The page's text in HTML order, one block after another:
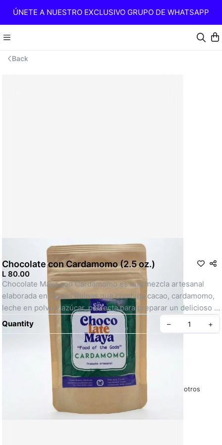
ÚNETE A NUESTRO EXCLUSIVO GRUPO DE WHATSAPP
Back
Chocolate con Cardamomo (2.5 oz.)
L 80.00
Chocolate Maya con Cardamomo es una mezcla artesanal
elaborada en Copan Ruinas que combina cacao, cardamomo,
leche en polvo y azúcar, perfecta para preparar un delicioso
chocolate caliente o frío. El cardamomo aporta un toque
aromático y especiado, elevando el sabor del cacao y creando
una experiencia única y reconfortante. 100% natural
Quantity – +
Políticas y Condiciones – La Casa de Todo
Sobre Nosotros
Preguntas Frecuentes – La Casa de Todo